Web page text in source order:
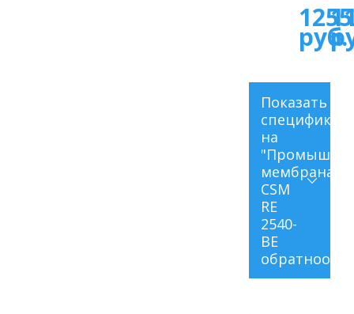
руб.
Показать
на
мембрана
CSM
RE
2540-
BE